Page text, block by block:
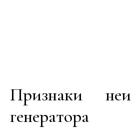
Признаки
генератора